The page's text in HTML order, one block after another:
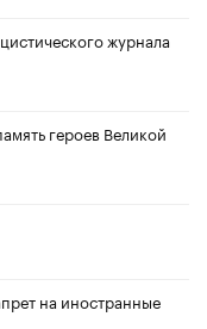
журнала
героев Великой
на иностранные